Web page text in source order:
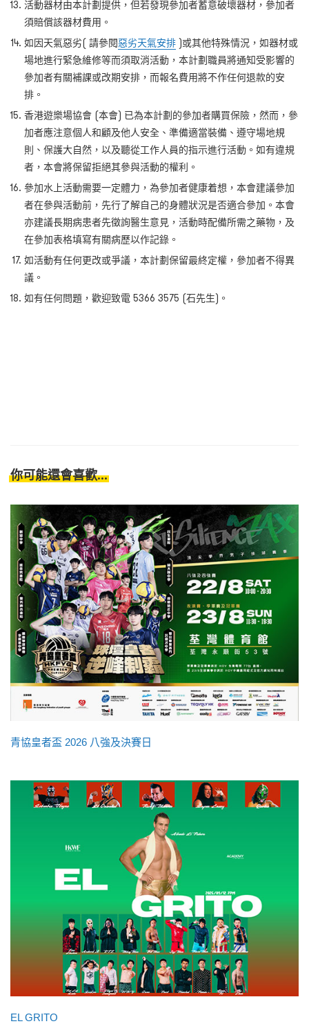
活動器材由本計劃提供，但若發現參加者蓄意破壞器材，參加者
須賠償該器材費用。
如因天氣惡劣( 請參閱惡劣天氣安排 )或其他特殊情況，如器材或
場地進行緊急維修等而須取消活動，本計劃職員將通知受影響的
參加者有關補課或改期安排，而報名費用將不作任何退款的安
排。
香港遊樂場協會 (本會) 已為本計劃的參加者購買保險，然而，參
加者應注意個人和顧及他人安全、準備適當裝備、遵守場地規
則、保護大自然，以及聽從工作人員的指示進行活動。如有違規
者，本會將保留拒絕其參與活動的權利。
參加水上活動需要一定體力，為參加者健康着想，本會建議參加
者在參與活動前，先行了解自己的身體狀況是否適合參加。本會
亦建議長期病患者先徵詢醫生意見，活動時配備所需之藥物，及
在參加表格填寫有關病歷以作記錄。
如活動有任何更改或爭議，本計劃保留最終定權，參加者不得異
議。
如有任何問題，歡迎致電 5366 3575 (石先生) 。
你可能還會喜歡...
青協皇者盃 2026 八強及決賽日
EL GRITO